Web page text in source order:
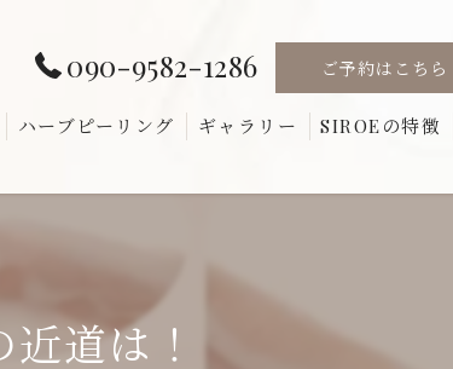
090-9582-1286 ご予約はこちら
ハーブピーリング ギャラリー SIROEの特徴
道は！